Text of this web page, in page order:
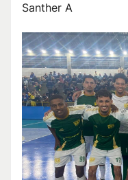
Santher A